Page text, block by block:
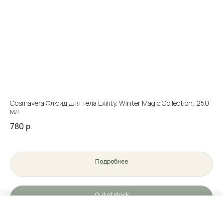
Cosmavera Флюид для тела Exility. Winter Magic Collection, 250
мл
780 р.
Подробнее
Out of stock